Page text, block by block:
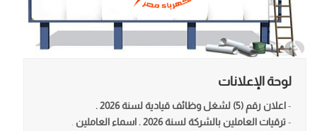
لوحة الإعلانات
-اعلان رقم (5) لشغل وظائف قيادية لسنة 2026 .
-ترقيات العاملين بالشركة لسنة 2026 . اسماء العاملين